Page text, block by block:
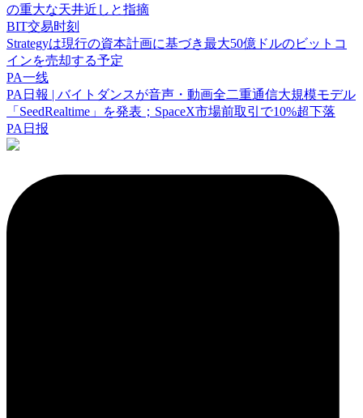
の重大な天井近しと指摘
BIT交易时刻
Strategyは現行の資本計画に基づき最大50億ドルのビットコ
インを売却する予定
PA一线
PA日報 | バイトダンスが音声・動画全二重通信大規模モデル
「SeedRealtime」を発表；SpaceX市場前取引で10%超下落
PA日报